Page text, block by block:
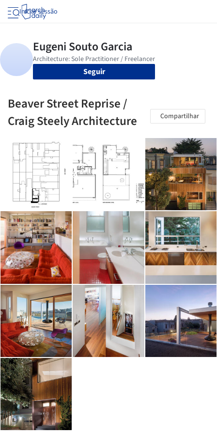
Iniciar sessão
Seguir
Beaver Street Reprise /
Craig Steely Architecture
Compartilhar